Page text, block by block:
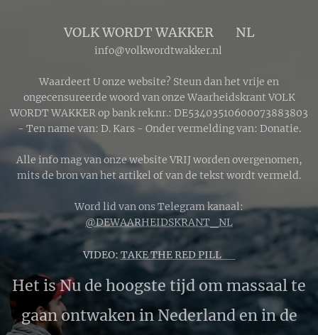
VOLK WORDT WAKKER 🔴 NL
info@volkwordtwakker.nl
Waardeert U onze website? Steun dan het vrije en
ongecensureerde woord van onze Waarheidskrant VOLK
WORDT WAKKER op bank rek.nr.: DE53403510600073883803
- Ten name van: D. Kars - Onder vermelding van: Donatie.
Alle info mag van onze website VRIJ worden overgenomen,
mits de bron van het artikel of van de tekst wordt vermeld.
Word lid van ons Telegram kanaal:
@DEWAARHEIDSKRANT_NL
VIDEO: TAKE THE RED PILL 🔴
Het is Nu de hoogste tijd om massaal te
gaan ontwaken in Nederland en in de